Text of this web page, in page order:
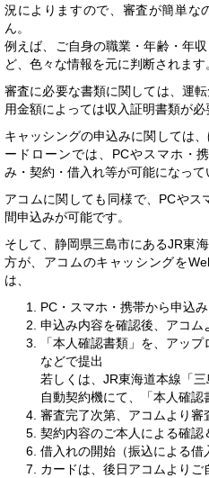
況によりますので、審査が簡単な
ん。
例えば、ご自身の職業・年齢・年
ど、色々な情報を元に判断されます
審査に必要な書類に関しては、運
用金額によっては収入証明書類が必
キャッシングの申込みに関しては
ードローンでは、PCやスマホ・
み・契約・借入れ等が可能になって
アコムに関しても同様で、PCや
間申込みが可能です。
そして、静岡県三島市にあるJR東
方が、アコムのキャッシングを
は、
PC・スマホ・携帯から申込み
申込み内容を確認後、アコ
「本人確認書類」を、アッ
などで提出
若しくは、JR東海道本線「
自動契約機にて、「本人確
審査完了次第、アコムより
契約内容のご本人による確認
借入れの開始（振込による借
カードは、後日アコムより